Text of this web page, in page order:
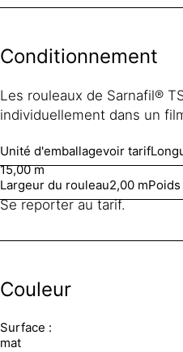
Conditionnement
Les rouleaux de Sarnafil®
individuellement dans un
Unité d'emballagevoir tarif
15,00 m
Largeur du rouleau2,00 m
Se reporter au tarif.
Couleur
Surface :
mat